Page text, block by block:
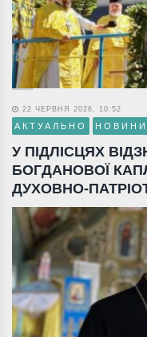
22 ЧЕРВНЯ 2026, 10:52
АКТУАЛЬНО НОВИНИ
У ПІДЛІСЦЯХ
БОГДАНОВОЇ
ДУХОВНО-